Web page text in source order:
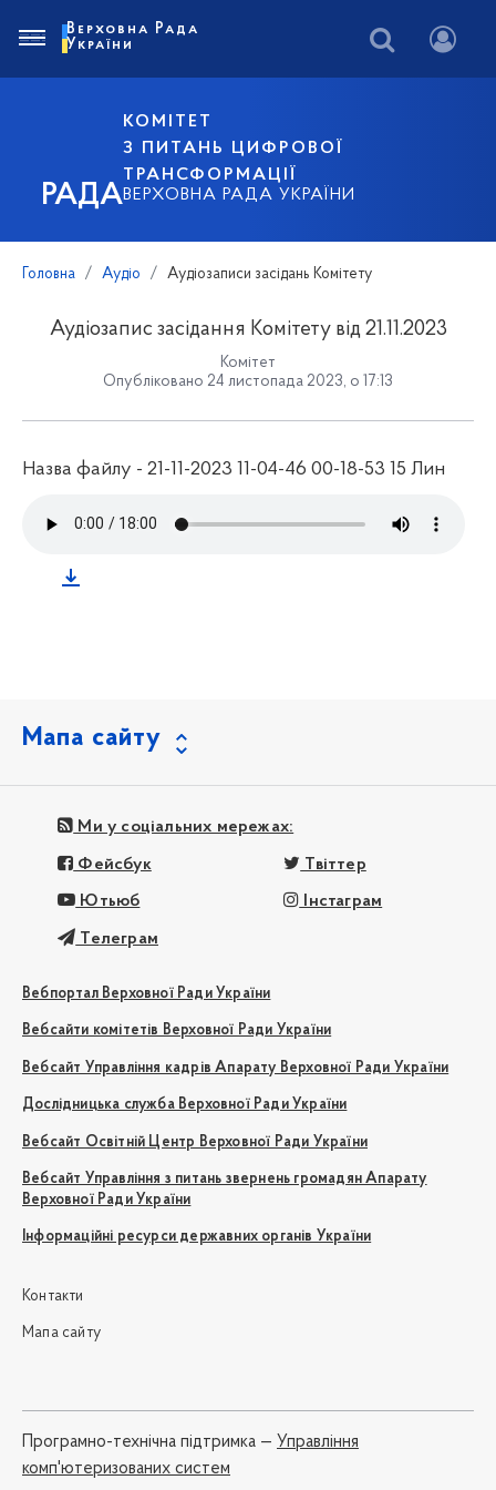
РАДА
КОМІТЕТ
З ПИТАНЬ ЦИФРОВОЇ
ТРАНСФОРМАЦІЇ
ВЕРХОВНА РАДА УКРАЇНИ
Верховна Рада
України
Головна Аудіо Аудіозаписи засідань Комітету
Аудіозапис засідання Комітету від 21.11.2023
Комітет
Опубліковано 24 листопада 2023, о 17:13
Назва файлу - 21-11-2023 11-04-46 00-18-53 15 Лин
Мапа сайту
Ми у соціальних мережах:
Фейсбук Твіттер
Ютьюб Інстаграм
Телеграм
Вебпортал Верховної Ради України
Вебсайти комітетів Верховної Ради України
Вебсайт Управління кадрів Апарату Верховної Ради України
Дослідницька служба Верховної Ради України
Вебсайт Освітній Центр Верховної Ради України
Вебсайт Управління з питань звернень громадян Апарату
Верховної Ради України
Інформаційні ресурси державних органів України
Контакти
Мапа сайту
Програмно-технічна підтримка — Управління
комп'ютеризованих систем